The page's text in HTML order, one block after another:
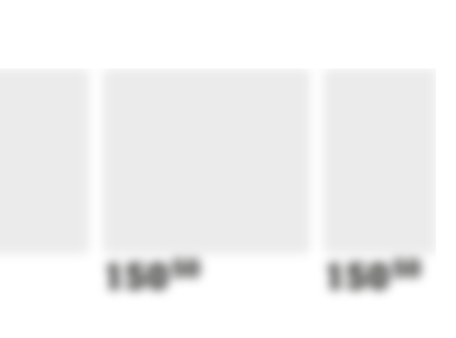
15050 15050